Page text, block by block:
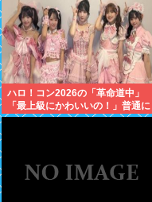
ハロ！コン2026の「革命道中」
「最上級にかわいいの！」普通に
好評wwwww